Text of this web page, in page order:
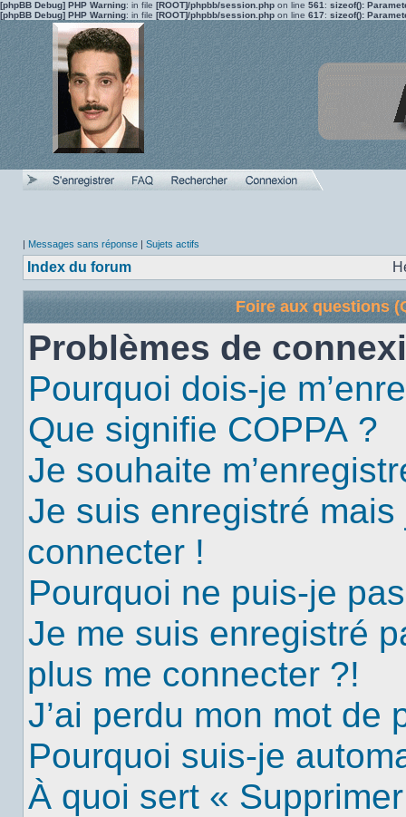
[phpBB Debug] PHP Warning: in file [ROOT]/phpbb/session.php on line 561 : sizeof():
[phpBB Debug] PHP Warning: in file [ROOT]/phpbb/session.php on line 617: sizeof():
| Messages sans réponse | Sujets actifs
Index du forum
Foire aux questions
Problèmes de
Pourquoi dois-je
Que signifie COPPA ?
Je souhaite
Je suis enregistré
connecter !
Pourquoi ne puis-je
Je me suis enregistré
plus me connecter ?!
J’ai perdu mon mot de
Pourquoi suis-je
À quoi sert «